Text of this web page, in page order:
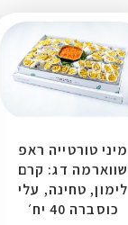
מיני טורטייה ראפ
שווארמה דג: קרם
לימון, טחינה, עלי
כוסברה 40 יח׳